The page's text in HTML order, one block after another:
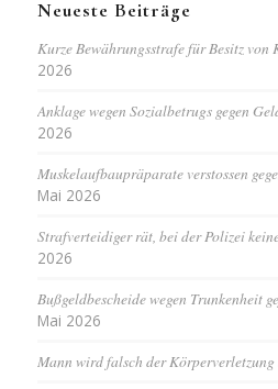
Neueste Beiträge
Kurze Bewährungsstrafe für Besitz
2026
Anklage wegen Sozialbetrugs gegen
2026
Muskelaufbaupräparate verstossen
Mai 2026
Strafverteidiger rät, bei der Polizei
2026
Bußgeldbescheide wegen Trunkenheit
Mai 2026
Mann wird falsch der